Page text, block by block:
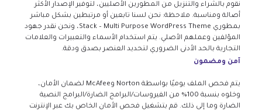
نقوم بالشراء والتنزيل من المطورين الأصليين، لتوفير الإصدار الأكثر
أصالة ومناسبة. ملاحظة: نحن لسنا تابعين أو مرتبطين بشكل مباشر
بمطوري Stack – Multi Purpose WordPress Theme، ونحن نقدر جهود
المؤلفين وعملهم الأصلي. يتم استخدام الأسماء والتعبيرات والعلامات
التجارية بالحد الأدنى الضروري لتحديد العنصر بصدق ودقة.
آمن ومضمون
يتم فحص الملف يوميًا بواسطة Norton وMcAfee لضمان الأمان،
وخلوه بنسبة 100% من الفيروسات/البرامج الضارة/البرامج النصية
الضارة وما إلى ذلك. قم بتشغيل فحص الأمان الخاص بك عبر الإنترنت